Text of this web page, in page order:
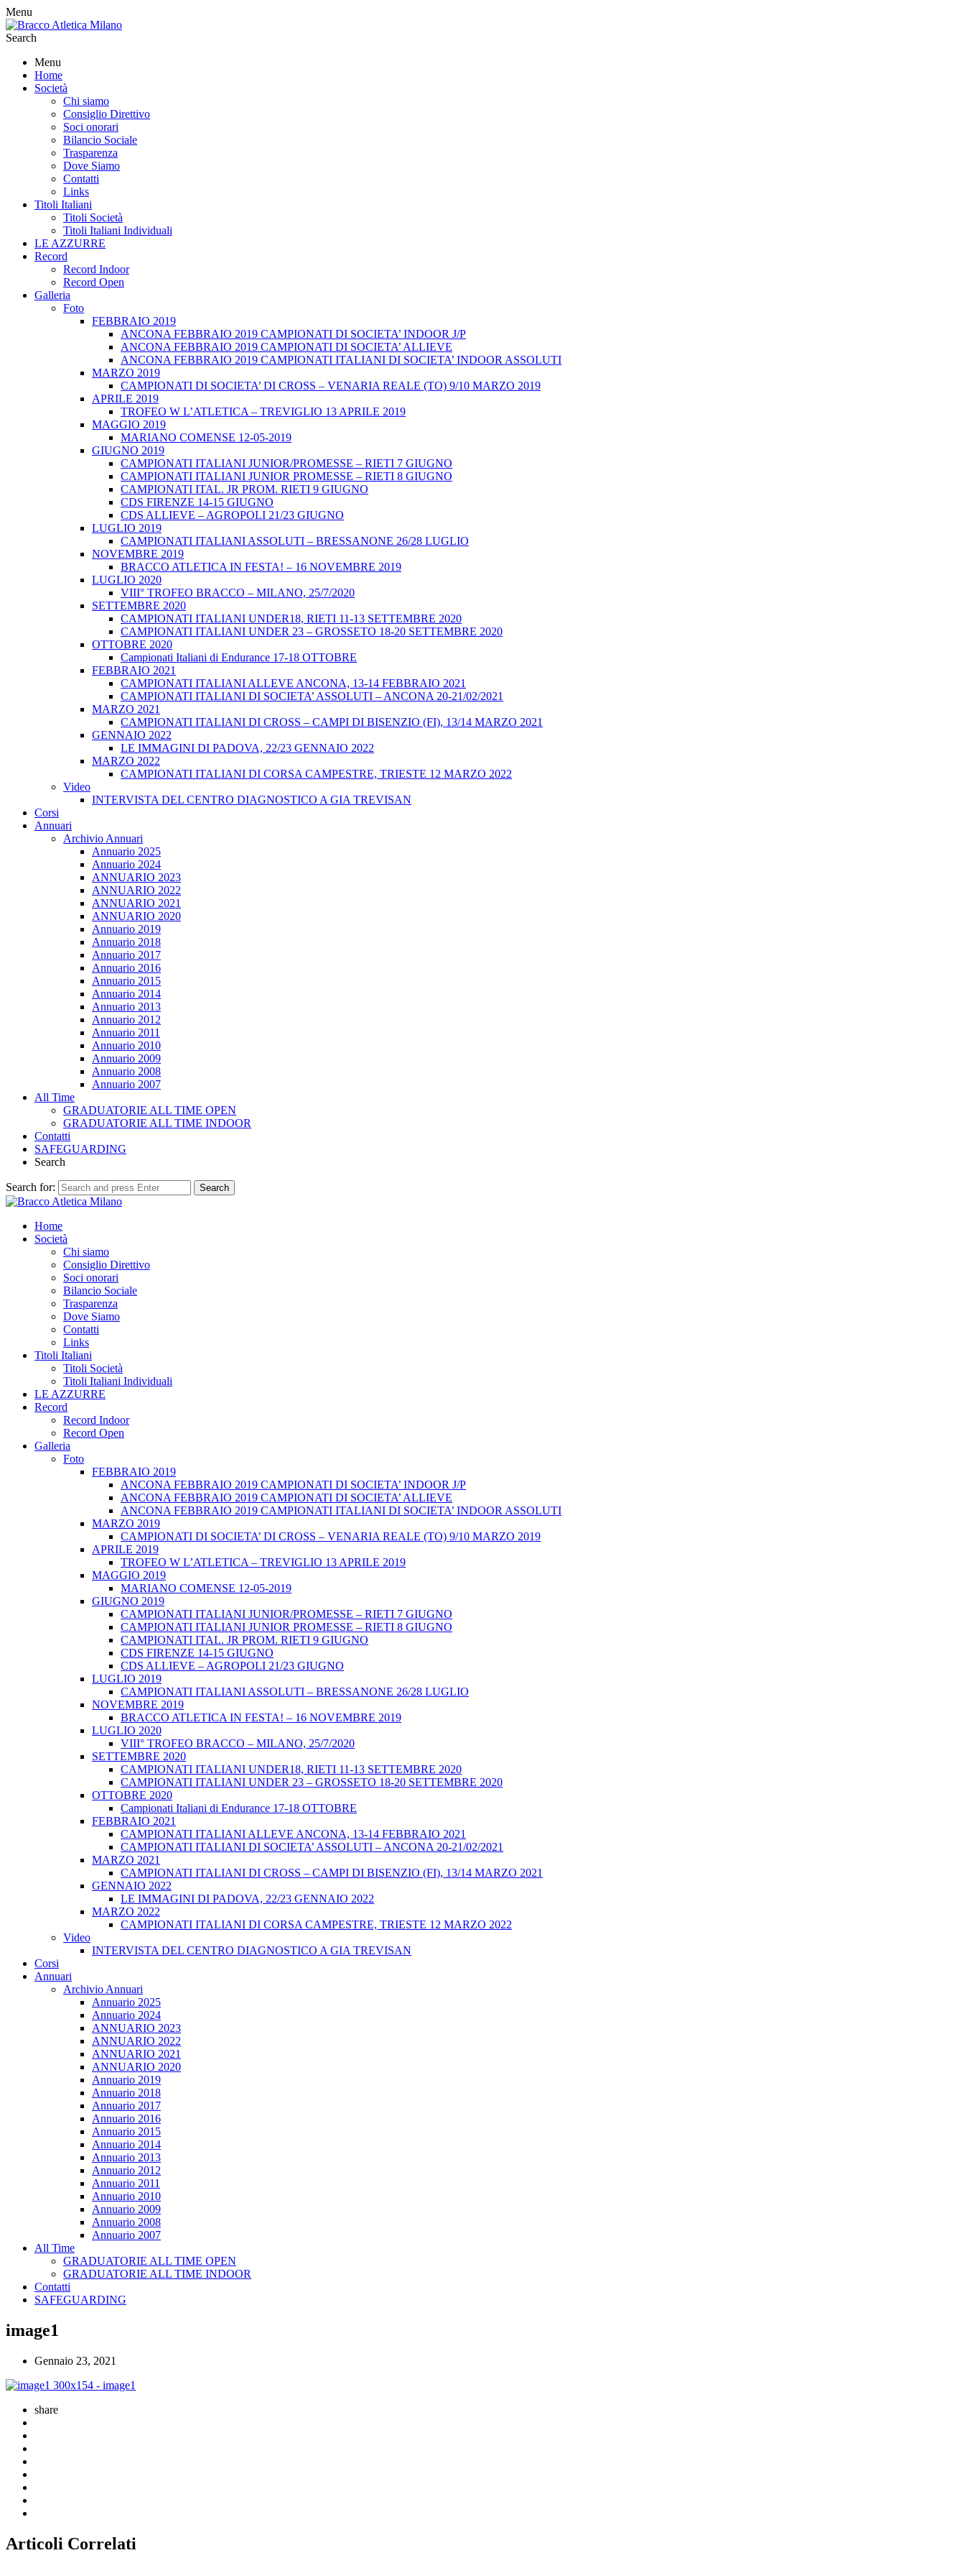
Menu
Search
Menu
Home
Società
Chi siamo
Consiglio Direttivo
Soci onorari
Bilancio Sociale
Trasparenza
Dove Siamo
Contatti
Links
Titoli Italiani
Titoli Società
Titoli Italiani Individuali
LE AZZURRE
Record
Record Indoor
Record Open
Galleria
Foto
FEBBRAIO 2019
ANCONA FEBBRAIO 2019 CAMPIONATI DI SOCIETA’ INDOOR J/P
ANCONA FEBBRAIO 2019 CAMPIONATI DI SOCIETA’ ALLIEVE
ANCONA FEBBRAIO 2019 CAMPIONATI ITALIANI DI SOCIETA’ INDOOR ASSOLUTI
MARZO 2019
CAMPIONATI DI SOCIETA’ DI CROSS – VENARIA REALE (TO) 9/10 MARZO 2019
APRILE 2019
TROFEO W L’ATLETICA – TREVIGLIO 13 APRILE 2019
MAGGIO 2019
MARIANO COMENSE 12-05-2019
GIUGNO 2019
CAMPIONATI ITALIANI JUNIOR/PROMESSE – RIETI 7 GIUGNO
CAMPIONATI ITALIANI JUNIOR PROMESSE – RIETI 8 GIUGNO
CAMPIONATI ITAL. JR PROM. RIETI 9 GIUGNO
CDS FIRENZE 14-15 GIUGNO
CDS ALLIEVE – AGROPOLI 21/23 GIUGNO
LUGLIO 2019
CAMPIONATI ITALIANI ASSOLUTI – BRESSANONE 26/28 LUGLIO
NOVEMBRE 2019
BRACCO ATLETICA IN FESTA! – 16 NOVEMBRE 2019
LUGLIO 2020
VIII° TROFEO BRACCO – MILANO, 25/7/2020
SETTEMBRE 2020
CAMPIONATI ITALIANI UNDER18, RIETI 11-13 SETTEMBRE 2020
CAMPIONATI ITALIANI UNDER 23 – GROSSETO 18-20 SETTEMBRE 2020
OTTOBRE 2020
Campionati Italiani di Endurance 17-18 OTTOBRE
FEBBRAIO 2021
CAMPIONATI ITALIANI ALLEVE ANCONA, 13-14 FEBBRAIO 2021
CAMPIONATI ITALIANI DI SOCIETA’ ASSOLUTI – ANCONA 20-21/02/2021
MARZO 2021
CAMPIONATI ITALIANI DI CROSS – CAMPI DI BISENZIO (FI), 13/14 MARZO 2021
GENNAIO 2022
LE IMMAGINI DI PADOVA, 22/23 GENNAIO 2022
MARZO 2022
CAMPIONATI ITALIANI DI CORSA CAMPESTRE, TRIESTE 12 MARZO 2022
Video
INTERVISTA DEL CENTRO DIAGNOSTICO A GIA TREVISAN
Corsi
Annuari
Archivio Annuari
Annuario 2025
Annuario 2024
ANNUARIO 2023
ANNUARIO 2022
ANNUARIO 2021
ANNUARIO 2020
Annuario 2019
Annuario 2018
Annuario 2017
Annuario 2016
Annuario 2015
Annuario 2014
Annuario 2013
Annuario 2012
Annuario 2011
Annuario 2010
Annuario 2009
Annuario 2008
Annuario 2007
All Time
GRADUATORIE ALL TIME OPEN
GRADUATORIE ALL TIME INDOOR
Contatti
SAFEGUARDING
Search
Search for: Search
Home
Società
Chi siamo
Consiglio Direttivo
Soci onorari
Bilancio Sociale
Trasparenza
Dove Siamo
Contatti
Links
Titoli Italiani
Titoli Società
Titoli Italiani Individuali
LE AZZURRE
Record
Record Indoor
Record Open
Galleria
Foto
FEBBRAIO 2019
ANCONA FEBBRAIO 2019 CAMPIONATI DI SOCIETA’ INDOOR J/P
ANCONA FEBBRAIO 2019 CAMPIONATI DI SOCIETA’ ALLIEVE
ANCONA FEBBRAIO 2019 CAMPIONATI ITALIANI DI SOCIETA’ INDOOR ASSOLUTI
MARZO 2019
CAMPIONATI DI SOCIETA’ DI CROSS – VENARIA REALE (TO) 9/10 MARZO 2019
APRILE 2019
TROFEO W L’ATLETICA – TREVIGLIO 13 APRILE 2019
MAGGIO 2019
MARIANO COMENSE 12-05-2019
GIUGNO 2019
CAMPIONATI ITALIANI JUNIOR/PROMESSE – RIETI 7 GIUGNO
CAMPIONATI ITALIANI JUNIOR PROMESSE – RIETI 8 GIUGNO
CAMPIONATI ITAL. JR PROM. RIETI 9 GIUGNO
CDS FIRENZE 14-15 GIUGNO
CDS ALLIEVE – AGROPOLI 21/23 GIUGNO
LUGLIO 2019
CAMPIONATI ITALIANI ASSOLUTI – BRESSANONE 26/28 LUGLIO
NOVEMBRE 2019
BRACCO ATLETICA IN FESTA! – 16 NOVEMBRE 2019
LUGLIO 2020
VIII° TROFEO BRACCO – MILANO, 25/7/2020
SETTEMBRE 2020
CAMPIONATI ITALIANI UNDER18, RIETI 11-13 SETTEMBRE 2020
CAMPIONATI ITALIANI UNDER 23 – GROSSETO 18-20 SETTEMBRE 2020
OTTOBRE 2020
Campionati Italiani di Endurance 17-18 OTTOBRE
FEBBRAIO 2021
CAMPIONATI ITALIANI ALLEVE ANCONA, 13-14 FEBBRAIO 2021
CAMPIONATI ITALIANI DI SOCIETA’ ASSOLUTI – ANCONA 20-21/02/2021
MARZO 2021
CAMPIONATI ITALIANI DI CROSS – CAMPI DI BISENZIO (FI), 13/14 MARZO 2021
GENNAIO 2022
LE IMMAGINI DI PADOVA, 22/23 GENNAIO 2022
MARZO 2022
CAMPIONATI ITALIANI DI CORSA CAMPESTRE, TRIESTE 12 MARZO 2022
Video
INTERVISTA DEL CENTRO DIAGNOSTICO A GIA TREVISAN
Corsi
Annuari
Archivio Annuari
Annuario 2025
Annuario 2024
ANNUARIO 2023
ANNUARIO 2022
ANNUARIO 2021
ANNUARIO 2020
Annuario 2019
Annuario 2018
Annuario 2017
Annuario 2016
Annuario 2015
Annuario 2014
Annuario 2013
Annuario 2012
Annuario 2011
Annuario 2010
Annuario 2009
Annuario 2008
Annuario 2007
All Time
GRADUATORIE ALL TIME OPEN
GRADUATORIE ALL TIME INDOOR
Contatti
SAFEGUARDING
image1
Gennaio 23, 2021
share
Articoli Correlati